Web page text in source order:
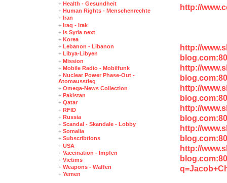
http://
http://
http://
http://
http://
http://
http://
+ Health - Gesundheit
+ Human Rights - Menschenrechte
+ Iran
+ Iraq - Irak
+ Is Syria next
+ Korea
+ Lebanon - Libanon
+ Libya-Libyen
+ Mission
+ Mobile Radio - Mobilfunk
+ Nuclear Power Phase-Out -
Atomausstieg
+ Omega-News Collection
+ Pakistan
+ Qatar
+ RFID
+ Russia
+ Scandal - Skandale - Lobby
+ Somalia
+ Subscribtions
+ USA
+ Vaccination - Impfen
+ Victims
+ Weapons - Waffen
+ Yemen